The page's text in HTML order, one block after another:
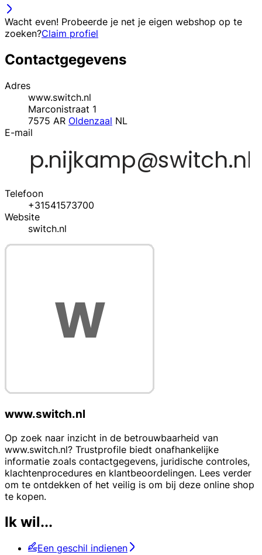
Wacht even! Probeerde je net je eigen webshop op te
zoeken?Claim profiel
Contactgegevens
Adres
www.switch.nl
Marconistraat 1
7575 AR Oldenzaal NL
E-mail
Telefoon
+31541573700
Website
switch.nl
www.switch.nl
Op zoek naar inzicht in de betrouwbaarheid van
www.switch.nl? Trustprofile biedt onafhankelijke
informatie zoals contactgegevens, juridische controles,
klachtenprocedures en klantbeoordelingen. Lees verder
om te ontdekken of het veilig is om bij deze online shop
te kopen.
Ik wil...
Een geschil indienen